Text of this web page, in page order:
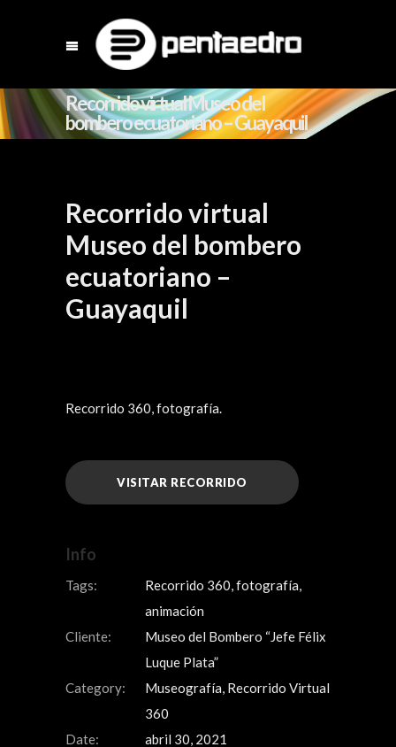
Recorrido virtual Museo del
bombero ecuatoriano – Guayaquil
Recorrido virtual
Museo del bombero
ecuatoriano –
Guayaquil
Recorrido 360, fotografía.
VISITAR RECORRIDO
Info
Tags:
Recorrido 360, fotografía,
animación
Cliente:
Museo del Bombero “Jefe Félix
Luque Plata”
Category:
Museografía, Recorrido Virtual
360
Date:
abril 30, 2021